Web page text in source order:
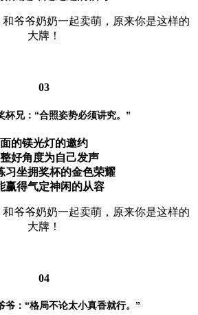
03
杯兄：“合照姿势必须讲究。”
面的镁光灯的邀约
好角度为自己发声
习坐拥奖杯的金色荣耀
赢得气定神闲的从容
04
爷：“格局不论太小真香就行。”